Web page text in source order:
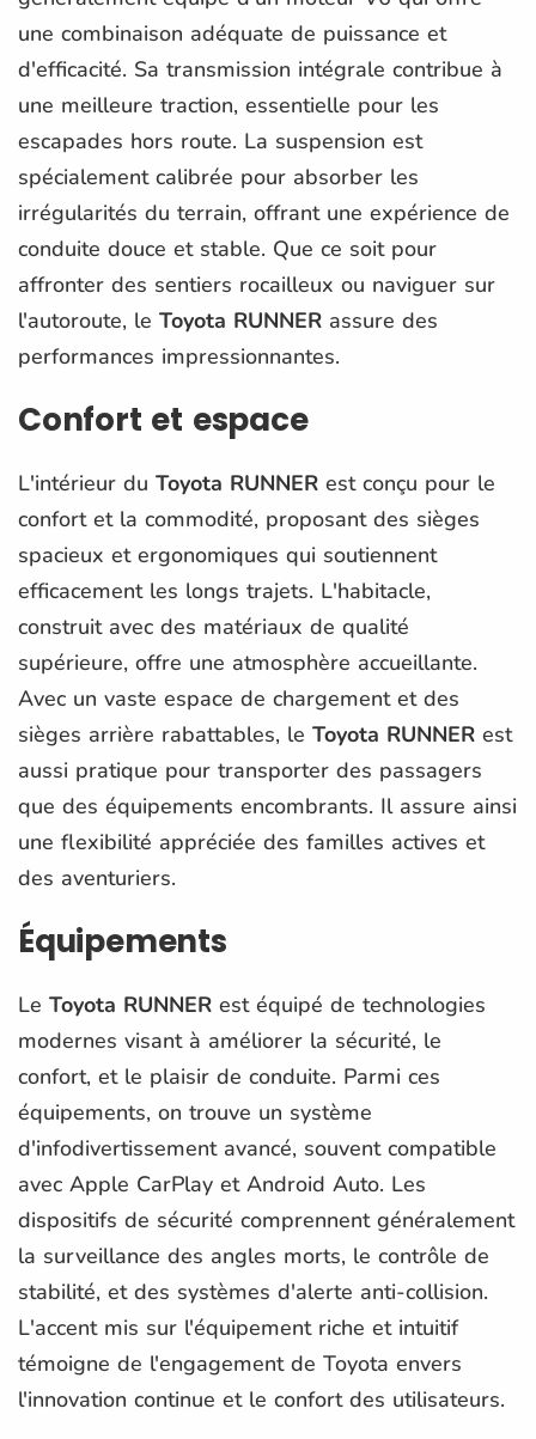
une combinaison adéquate de puissance et
d'efficacité. Sa transmission intégrale contribue à
une meilleure traction, essentielle pour les
escapades hors route. La suspension est
spécialement calibrée pour absorber les
irrégularités du terrain, offrant une expérience de
conduite douce et stable. Que ce soit pour
affronter des sentiers rocailleux ou naviguer sur
l'autoroute, le Toyota RUNNER assure des
performances impressionnantes.
Confort et espace
L'intérieur du Toyota RUNNER est conçu pour le
confort et la commodité, proposant des sièges
spacieux et ergonomiques qui soutiennent
efficacement les longs trajets. L'habitacle,
construit avec des matériaux de qualité
supérieure, offre une atmosphère accueillante.
Avec un vaste espace de chargement et des
sièges arrière rabattables, le Toyota RUNNER est
aussi pratique pour transporter des passagers
que des équipements encombrants. Il assure ainsi
une flexibilité appréciée des familles actives et
des aventuriers.
Équipements
Le Toyota RUNNER est équipé de technologies
modernes visant à améliorer la sécurité, le
confort, et le plaisir de conduite. Parmi ces
équipements, on trouve un système
d'infodivertissement avancé, souvent compatible
avec Apple CarPlay et Android Auto. Les
dispositifs de sécurité comprennent généralement
la surveillance des angles morts, le contrôle de
stabilité, et des systèmes d'alerte anti-collision.
L'accent mis sur l'équipement riche et intuitif
témoigne de l'engagement de Toyota envers
l'innovation continue et le confort des utilisateurs.